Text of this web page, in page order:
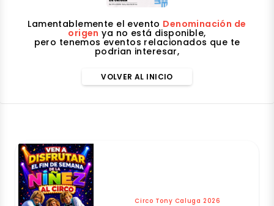
Lamentablemente el evento Denominación de
origen ya no está disponible,
pero tenemos eventos relacionados que te
podrian interesar,
VOLVER AL INICIO
Circo Tony Caluga 2026